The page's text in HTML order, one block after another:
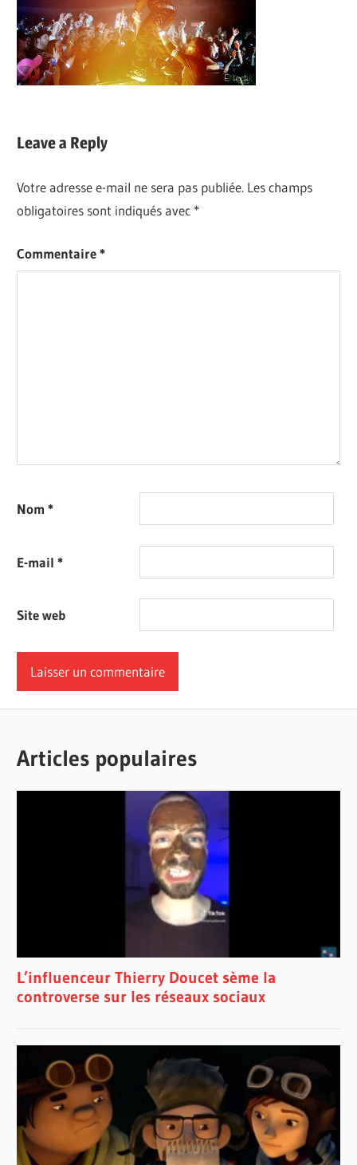
Leave a Reply
Votre adresse e-mail ne sera pas publiée. Les champs
obligatoires sont indiqués avec *
Commentaire*
Nom*
E-mail*
Site web
Articles populaires